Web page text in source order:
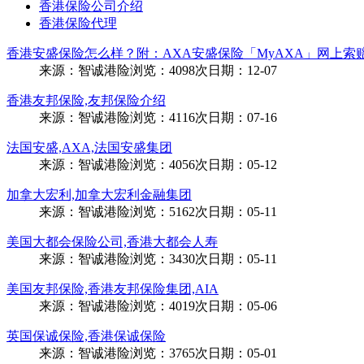
香港保险公司介绍
香港保险代理
香港安盛保险怎么样？附：AXA安盛保险「MyAXA」网上索
来源： 智诚港险浏览： 4098次 日期： 12-07
香港友邦保险,友邦保险介绍
来源： 智诚港险浏览： 4116次 日期： 07-16
法国安盛,AXA,法国安盛集团
来源： 智诚港险浏览： 4056次 日期： 05-12
加拿大宏利,加拿大宏利金融集团
来源： 智诚港险浏览： 5162次 日期： 05-11
美国大都会保险公司,香港大都会人寿
来源： 智诚港险浏览： 3430次 日期： 05-11
美国友邦保险,香港友邦保险集团,AIA
来源： 智诚港险浏览： 4019次 日期： 05-06
英国保诚保险,香港保诚保险
来源： 智诚港险浏览： 3765次 日期： 05-01